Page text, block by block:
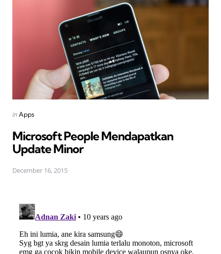
Posted
inApps
Microsoft People Mendapatkan
Update Minor
December 16, 2015